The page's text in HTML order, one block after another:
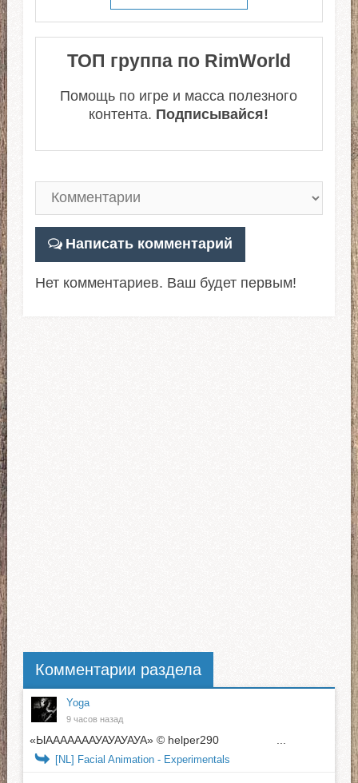
ТОП группа по RimWorld
Помощь по игре и масса полезного
контента. Подписывайся!
Написать комментарий
Нет комментариев. Ваш будет первым!
Комментарии раздела
Yoga
9 часов назад
«ЫАААААААУАУАУАУА» © helper290 ...
[NL] Facial Animation - Experimentals